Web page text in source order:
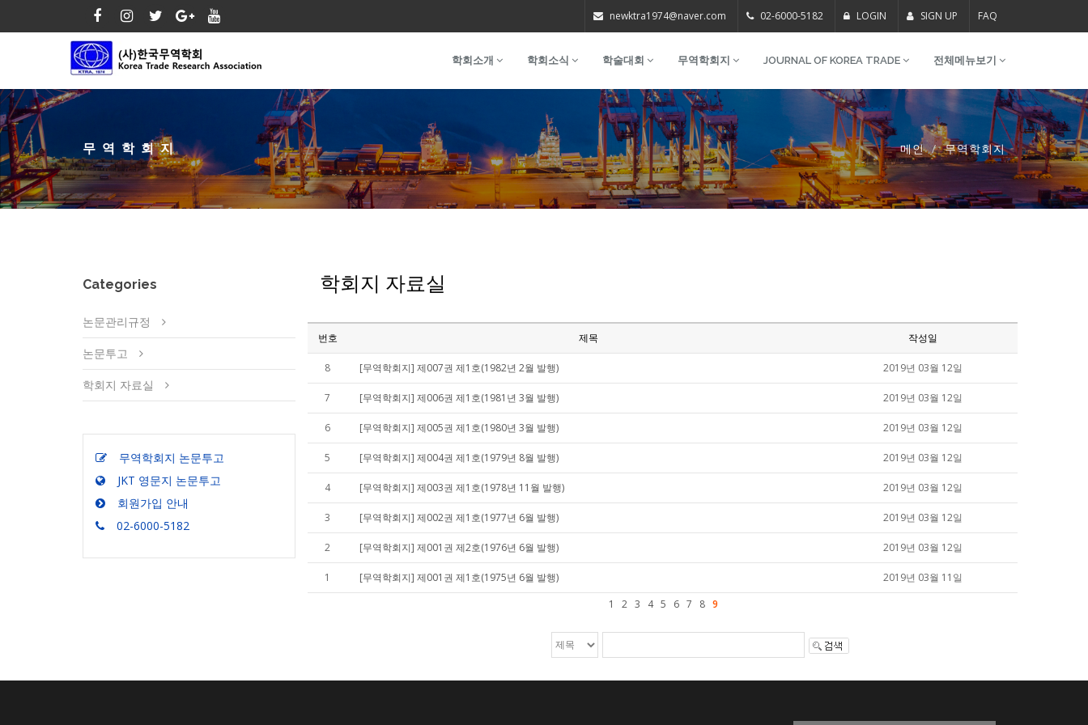
newktra1974@naver.com 02-6000-5182 LOGIN SIGN UP FAQ
학회소개 학회소식 학술대회 무역학회지 JOURNAL OF KOREA TRADE 전체메뉴보기
무역학회지 메인 무역학회지
Categories
논문관리규정
논문투고
학회지 자료실
무역학회지 논문투고
JKT 영문지 논문투고
회원가입 안내
02-6000-5182
학회지 자료실
번호 제목 작성일
8 [무역학회지] 제007권 제1호(1982년 2월 발행) 2019년 03월 12일
7 [무역학회지] 제006권 제1호(1981년 3월 발행) 2019년 03월 12일
6 [무역학회지] 제005권 제1호(1980년 3월 발행) 2019년 03월 12일
5 [무역학회지] 제004권 제1호(1979년 8월 발행) 2019년 03월 12일
4 [무역학회지] 제003권 제1호(1978년 11월 발행) 2019년 03월 12일
3 [무역학회지] 제002권 제1호(1977년 6월 발행) 2019년 03월 12일
2 [무역학회지] 제001권 제2호(1976년 6월 발행) 2019년 03월 12일
1 [무역학회지] 제001권 제1호(1975년 6월 발행)
2019년 03월 11일
1
2 3 4 5 6 7 8 9